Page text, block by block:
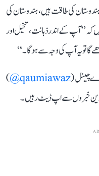
کی طاقت ہیں، ہندوستان کی
کہ ’’آپ کے اندر ذہانت، تخیل اور
تو یہ آپ کی وجہ سے ہوگا۔‘‘
چینل (qaumiawaz@
)
خبروں سے اپ ڈیٹ رہیں۔